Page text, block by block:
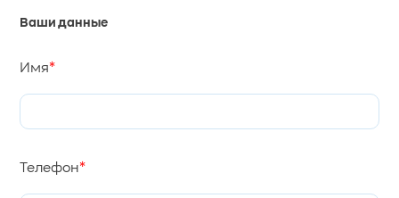
Ваши данные
Имя*
Телефон*